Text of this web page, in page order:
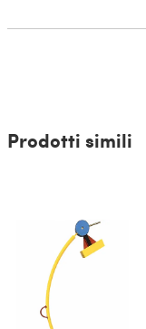
Prodotti simili